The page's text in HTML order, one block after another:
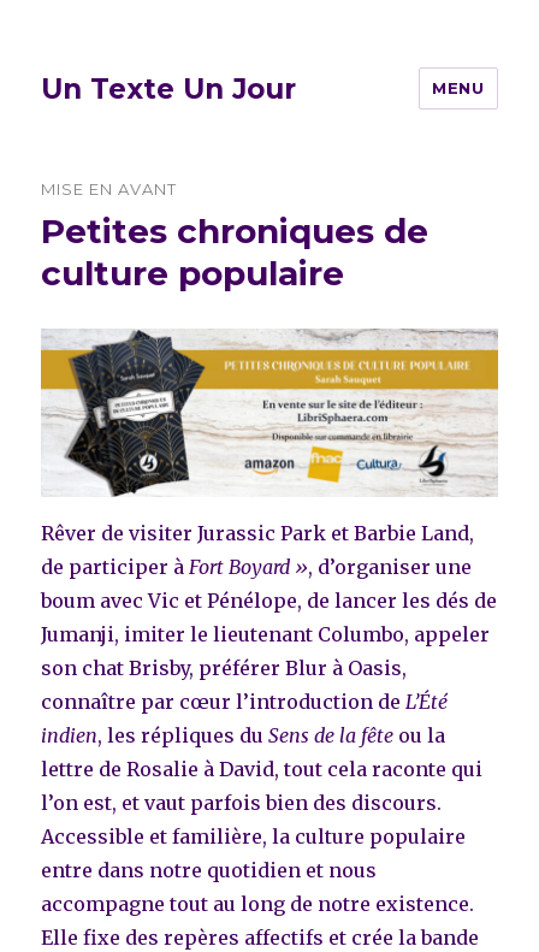
Un Texte Un Jour MENU
MISE EN AVANT
Petites chroniques de
culture populaire
Rêver de visiter Jurassic Park et Barbie Land,
de participer àFort Boyard », d’organiser une
boum avec Vic et Pénélope, de lancer les dés de
Jumanji, imiter le lieutenant Columbo, appeler
son chat Brisby, préférer Blur à Oasis,
connaître par cœur l’introduction deL’Été
indien, les répliques duSens de la fête ou la
lettre de Rosalie à David, tout cela raconte qui
l’on est, et vaut parfois bien des discours.
Accessible et familière, la culture populaire
entre dans notre quotidien et nous
accompagne tout au long de notre existence.
Elle fixe des repères affectifs et crée la bande